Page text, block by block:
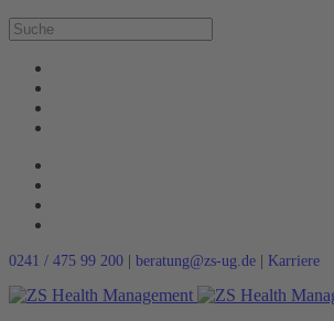
0241 / 475 99 200 beratung@zs-ug.de Karriere